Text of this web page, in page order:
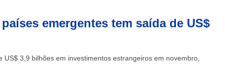
emergentes tem saída de US$
3,9 bilhões em investimentos estrangeiros em novembro,